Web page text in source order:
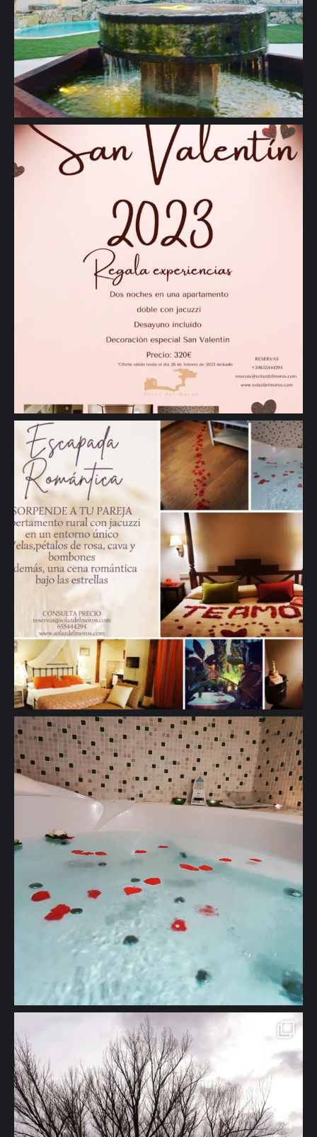
🖱www.solazdelmoros.com" aria-hidden="true">
🖱 www.solazdelmoros.com #sanvalentin #regalosespeciales
#regalos #Romantic #turismorural #casarural #Segovia #viajes" aria-
hidden="true">
🖱 www.solazdelmoros.com #turismorural #viajes #romanticismo
#tranquilidad #naturaleza #jacuzzi" aria-hidden="true">
🖱 www.solazdelmoros.com #turismorural #apartamentosrurales
#casarural #naturaleza #viajes #bienestar #tranquilidad" aria-
hidden="true">